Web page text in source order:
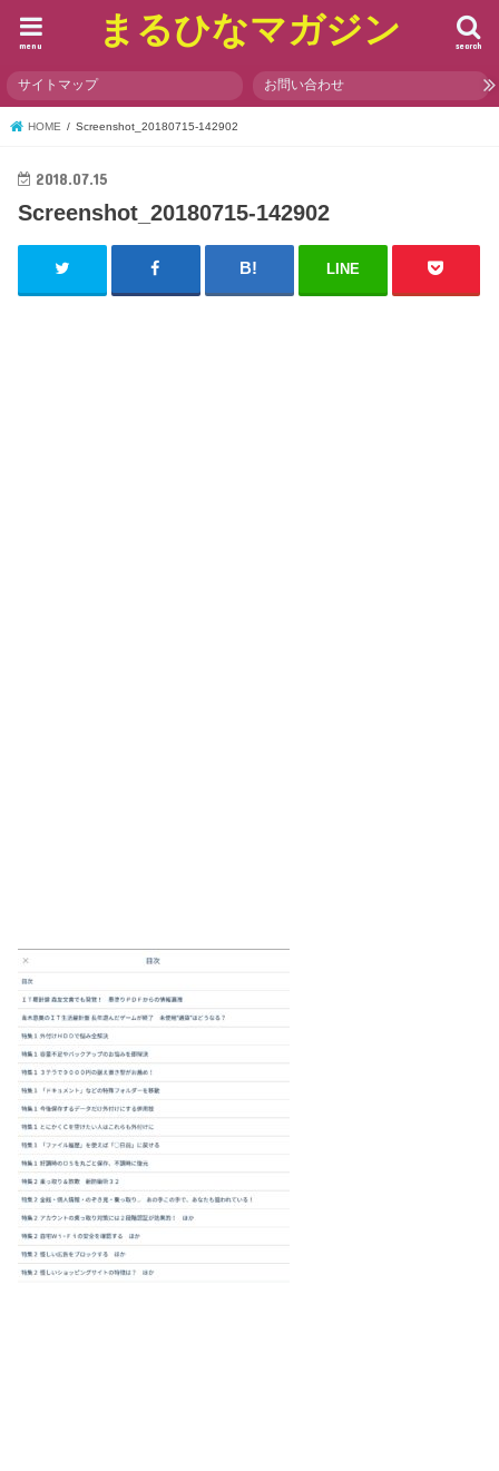
まるひなマガジン search
menu
サイトマップ お問い合わせ
HOME Screenshot_20180715-142902
2018.07.15
Screenshot_20180715-142902
LINE